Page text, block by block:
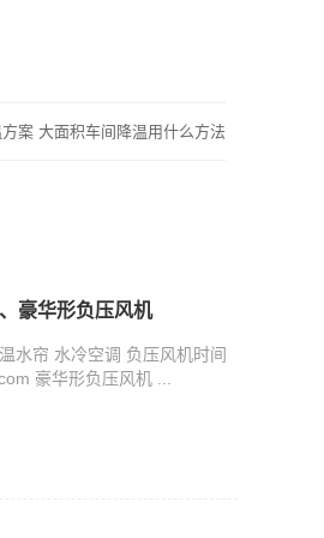
案 大面积车间降温用什么方法
豪华形负压风机
水帘 水冷空调 负压风机时间
豪华形负压风机 ...